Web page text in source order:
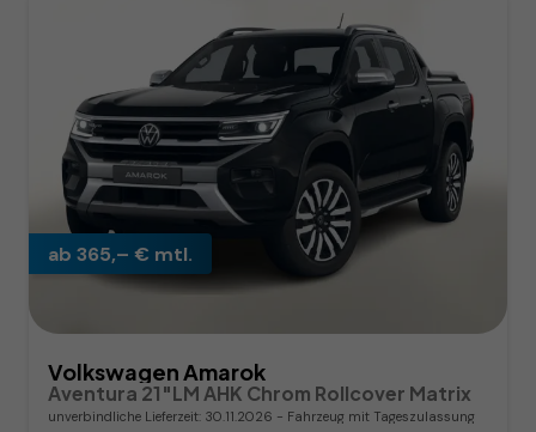
ab 365,– € mtl.
Volkswagen Amarok
Aventura 21"LM AHK Chrom Rollcover Matrix
unverbindliche Lieferzeit: 30.11.2026 Fahrzeug mit Tageszulassung